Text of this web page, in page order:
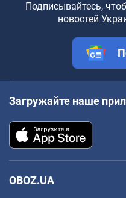
Подписывайтесь,
новостей
Загружайте наше
OBOZ.UA